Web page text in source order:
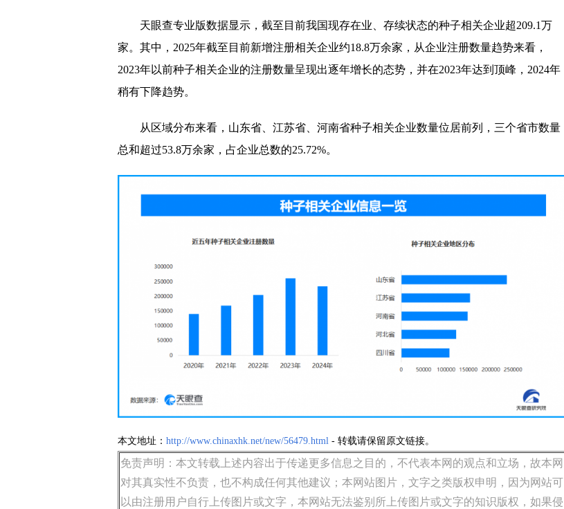
天眼查专业版数据显示，截至目前我国现存在业、存续状态的种子相关企业超209.1万
家。其中，2025年截至目前新增注册相关企业约18.8万余家，从企业注册数量趋势来看，
2023年以前种子相关企业的注册数量呈现出逐年增长的态势，并在2023年达到顶峰，2024年
稍有下降趋势。
从区域分布来看，山东省、江苏省、河南省种子相关企业数量位居前列，三个省市数量
总和超过53.8万余家，占企业总数的25.72%。
本文地址： http://www.chinaxhk.net/new/56479.html- 转载请保留原文链接。
免责声明：本文转载上述内容出于传递更多信息之目的，不代表本网的观点和立场，故本网
对其真实性不负责，也不构成任何其他建议；本网站图片，文字之类版权申明，因为网站可
以由注册用户自行上传图片或文字，本网站无法鉴别所上传图片或文字的知识版权，如果侵